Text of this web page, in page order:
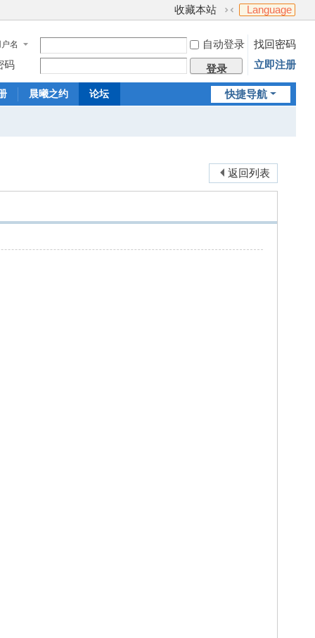
收藏本站
切
到
窄
版
Language
名 自动登录
找回密码
码
登录 立即注册
快捷导航
晨曦之约 论坛
返回列表